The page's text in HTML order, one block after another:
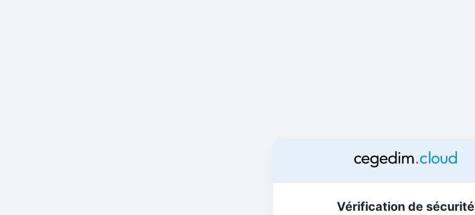
Vérification de sécurité